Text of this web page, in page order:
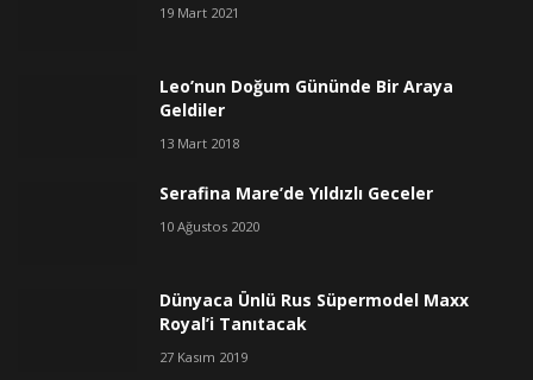
19 Mart 2021
Leo’nun Doğum Gününde Bir Araya
Geldiler
13 Mart 2018
Serafina Mare’de Yıldızlı Geceler
10 Ağustos 2020
Dünyaca Ünlü Rus Süpermodel Maxx
Royal’i Tanıtacak
27 Kasım 2019